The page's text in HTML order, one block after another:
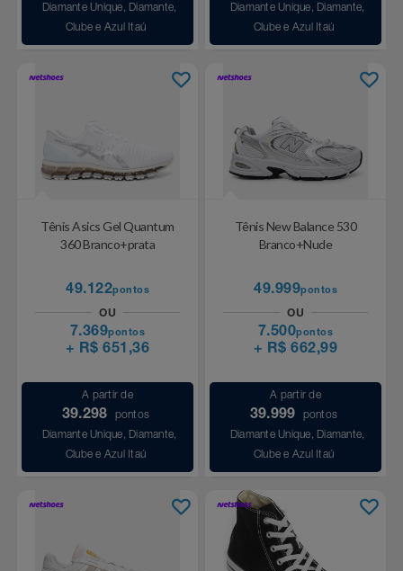
Diamante Unique, Diamante,
Clube e Azul Itaú
Diamante Unique, Diamante,
Clube e Azul Itaú
Tênis Asics Gel Quantum
360 Branco+prata
49.122pontos
OU
7.369pontos
+ R$ 651,36
A partir de
39.298
pontos
Diamante Unique, Diamante,
Clube e Azul Itaú
Tênis New Balance 530
Branco+Nude
49.999pontos
OU
7.500pontos
+ R$ 662,99
A partir de
39.999
pontos
Diamante Unique, Diamante,
Clube e Azul Itaú